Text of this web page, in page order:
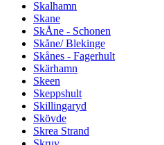
Skalhamn
Skane
SkÅne - Schonen
Skåne/ Blekinge
Skånes - Fagerhult
Skärhamn
Skeen
Skeppshult
Skillingaryd
Skövde
Skrea Strand